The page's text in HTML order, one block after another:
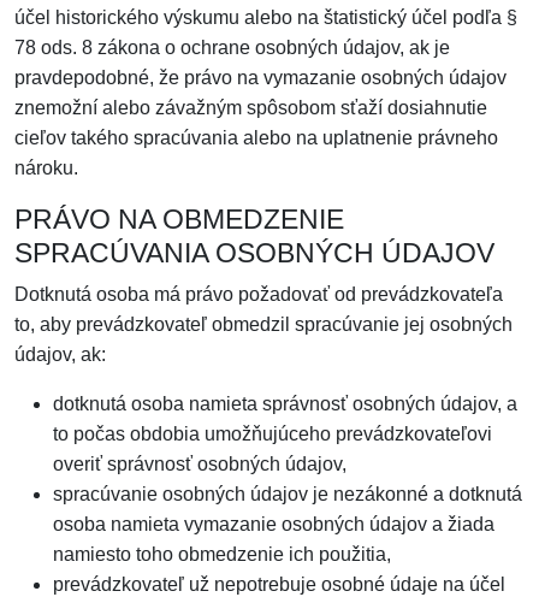
účel historického výskumu alebo na štatistický účel podľa §
78 ods. 8 zákona o ochrane osobných údajov, ak je
pravdepodobné, že právo na vymazanie osobných údajov
znemožní alebo závažným spôsobom sťaží dosiahnutie
cieľov takého spracúvania alebo na uplatnenie právneho
nároku.
PRÁVO NA OBMEDZENIE
SPRACÚVANIA OSOBNÝCH ÚDAJOV
Dotknutá osoba má právo požadovať od prevádzkovateľa
to, aby prevádzkovateľ obmedzil spracúvanie jej osobných
údajov, ak:
dotknutá osoba namieta správnosť osobných údajov, a
to počas obdobia umožňujúceho prevádzkovateľovi
overiť správnosť osobných údajov,
spracúvanie osobných údajov je nezákonné a dotknutá
osoba namieta vymazanie osobných údajov a žiada
namiesto toho obmedzenie ich použitia,
prevádzkovateľ už nepotrebuje osobné údaje na účel